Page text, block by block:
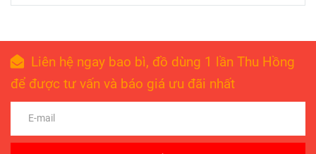
Liên hệ ngay bao bì, đồ dùng 1 lần Thu Hồng
để được tư vấn và báo giá ưu đãi nhất